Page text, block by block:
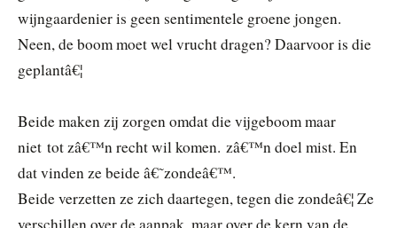
wijngaardenier is geen sentimentele groene jongen.
Neen, de boom moet wel vrucht dragen? Daarvoor is die
geplantâ€¦
Beide maken zij zorgen omdat die vijgeboom maar
niet tot zâ€™n recht wil komen. zâ€™n doel mist. En
dat vinden ze beide â€˜zondeâ€™.
Beide verzetten ze zich daartegen, tegen die zondeâ€¦ Ze
verschillen over de aanpak, maar over de kern van de